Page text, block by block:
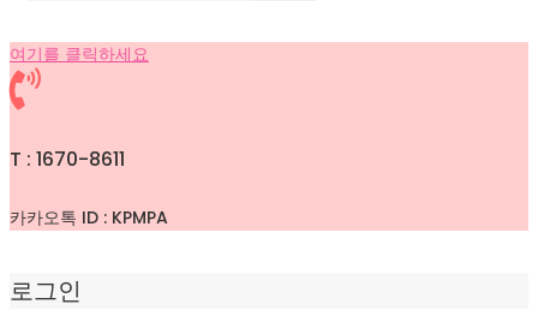
여기를 클릭하세요
T : 1670-8611
카카오톡 ID : KPMPA
로그인